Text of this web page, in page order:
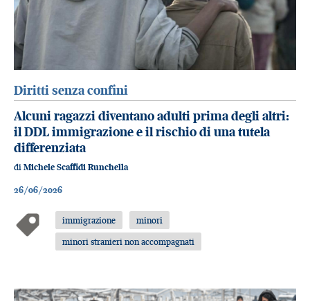
Diritti senza confini
Alcuni ragazzi diventano adulti prima degli altri:
il DDL immigrazione e il rischio di una tutela
differenziata
di Michele Scaffidi Runchella
26/06/2026
immigrazione
minori
minori stranieri non accompagnati